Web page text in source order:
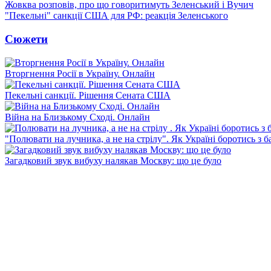
Жовква розповів, про що говоритимуть Зеленський і Вучич
"Пекельні" санкції США для РФ: реакція Зеленського
Сюжети
Вторгнення Росії в Україну. Онлайн
Пекельні санкції. Рішення Сената США
Війна на Близькому Сході. Онлайн
"Полювати на лучника, а не на стрілу". Як Україні боротись з
Загадковий звук вибуху налякав Москву: що це було